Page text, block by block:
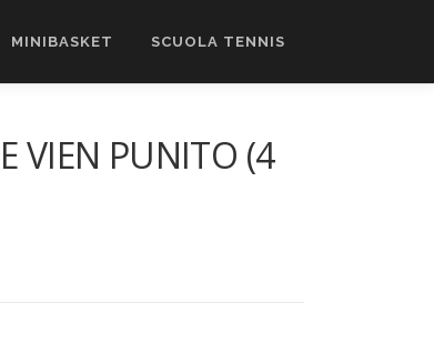
MINIBASKET SCUOLA TENNIS
VIEN PUNITO (4